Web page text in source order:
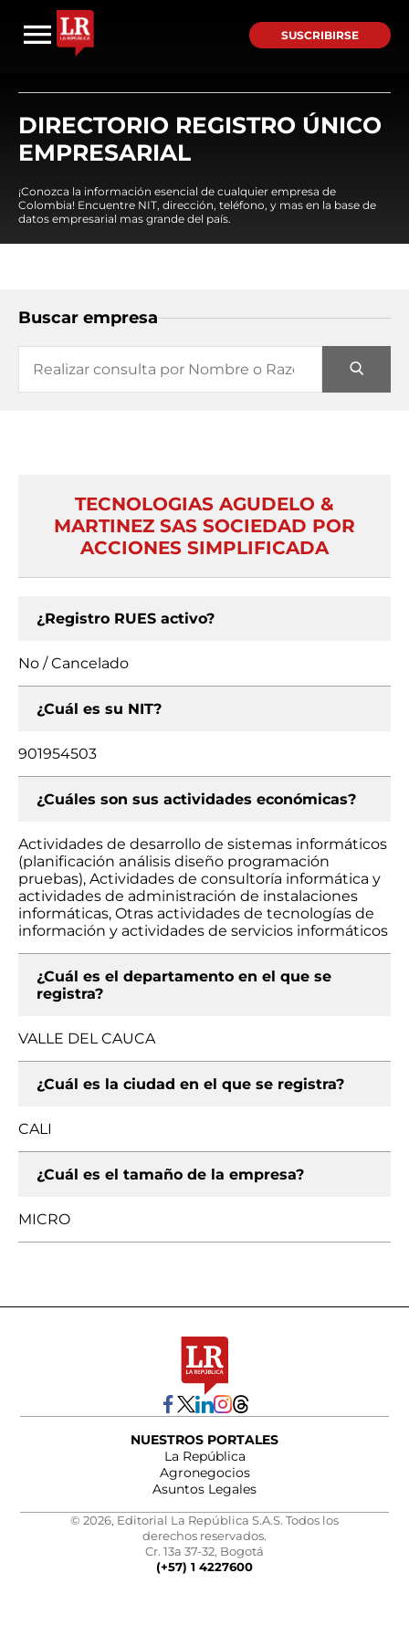
SUSCRIBIRSE
DIRECTORIO REGISTRO ÚNICO
EMPRESARIAL
¡Conozca la información esencial de cualquier empresa de
Colombia! Encuentre NIT, dirección, teléfono, y mas en la base de
datos empresarial mas grande del país.
Buscar empresa
TECNOLOGIAS AGUDELO &
MARTINEZ SAS SOCIEDAD POR
ACCIONES SIMPLIFICADA
¿Registro RUES activo?
No / Cancelado
¿Cuál es su NIT?
901954503
¿Cuáles son sus actividades económicas?
Actividades de desarrollo de sistemas informáticos
(planificación análisis diseño programación
pruebas), Actividades de consultoría informática y
actividades de administración de instalaciones
informáticas, Otras actividades de tecnologías de
información y actividades de servicios informáticos
¿Cuál es el departamento en el que se
registra?
VALLE DEL CAUCA
¿Cuál es la ciudad en el que se registra?
CALI
¿Cuál es el tamaño de la empresa?
MICRO
NUESTROS PORTALES
La República
Agronegocios
Asuntos Legales
© 2026, Editorial La República S.A.S. Todos los
derechos reservados.
Cr. 13a 37-32, Bogotá
(+57) 1 4227600